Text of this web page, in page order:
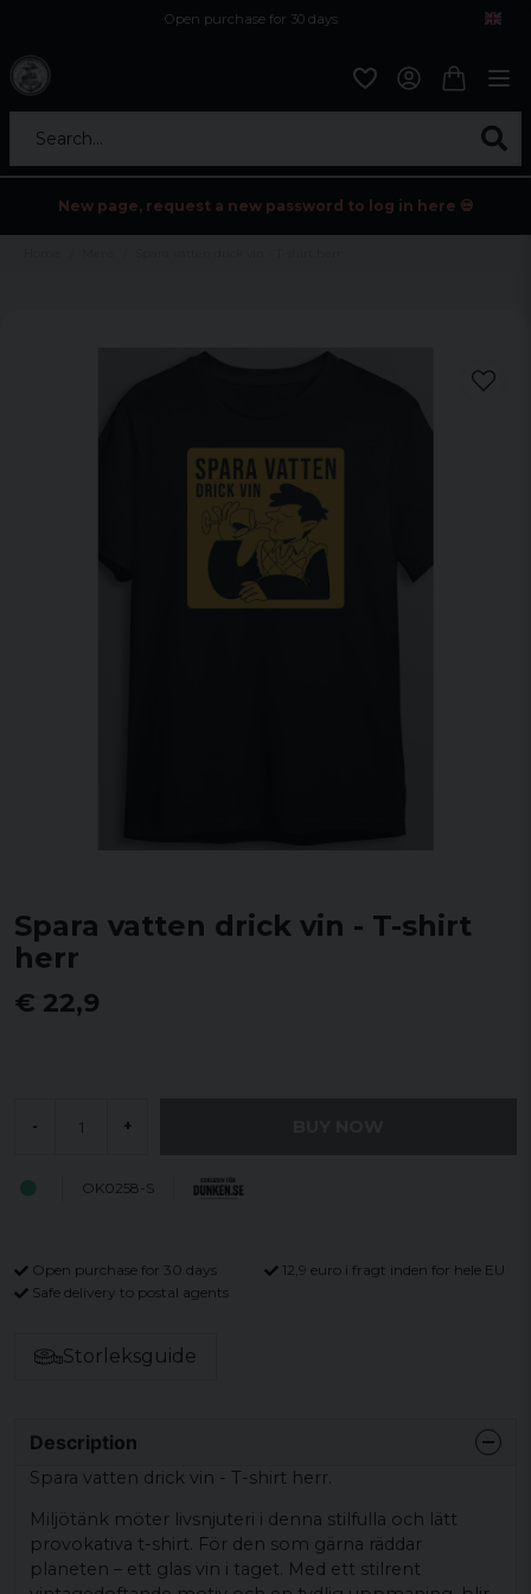
Open purchase for 30 days
Search...
New page, request a new password to log in here 💀
Spara vatten drick vin - T-shirt
herr
€ 22,9
- +
OK0258-S
Open purchase for 30 days
12,9 euro i fragt inden for hele EU
Safe delivery to postal agents
Storleksguide
Description
Spara vatten drick vin - T-shirt herr.
Miljötänk möter livsnjuteri i denna stilfulla och lätt
provokativa t-shirt. För den som gärna räddar
planeten – ett glas vin i taget. Med ett stilrent